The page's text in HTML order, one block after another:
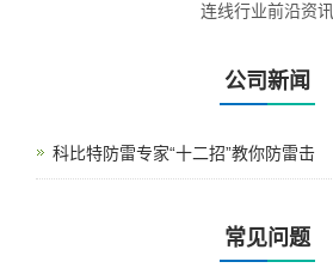
连线行业前沿资讯
公司新闻
科比特防雷专家“十二招”教你防雷击
常见问题